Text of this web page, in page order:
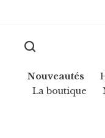
Nouveautés
La boutique